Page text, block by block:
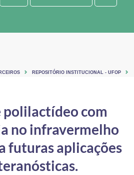
Direitos Humanos
REPOSITÓRIO INSTITUCIONAL - UFOP
polilactídeo com
no infravermelho
futuras aplicações